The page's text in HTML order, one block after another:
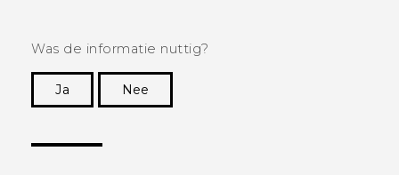
Was de informatie nuttig?
Ja
Nee